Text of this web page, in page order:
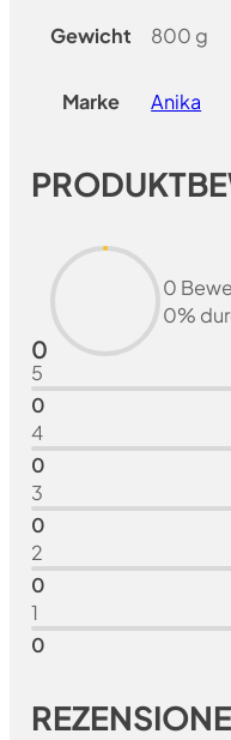
Gewicht 800 g
Marke Anika
0
0
0%
5
0
4
0
3
0
2
0
1
0